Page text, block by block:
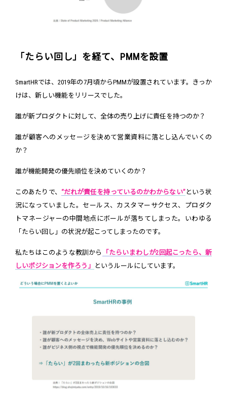
「たらい回し」を経て、PMMを設置
SmartHRでは、2019年の7月頃からPMMが設置されています。きっか
けは、新しい機能をリリースでした。
誰が新プロダクトに対して、全体の売り上げに責任を持つのか？
誰が顧客へのメッセージを決めて営業資料に落とし込んでいくの
か？
誰が機能開発の優先順位を決めていくのか？
このあたりで、 “だれが責任を持っているのかわからない”という状
況になっていました。セールス、カスタマーサクセス、プロダク
トマネージャーの中間地点にボールが落ちてしまった。いわゆる
「たらい回し」の状況が起こってしまったのです。
私たちはこのような教訓から
「たらいまわしが2回起こったら、新
しいポジションを作ろう」
というルールにしています。